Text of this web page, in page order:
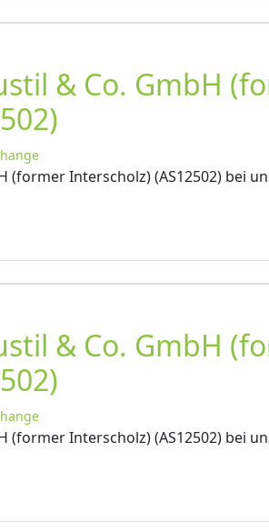
& Co. GmbH
(former Interscholz) (AS12502) bei
& Co. GmbH
(former Interscholz) (AS12502) bei